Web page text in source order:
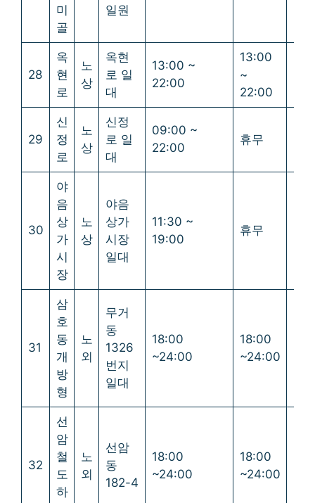
미
골
일원
28
옥
현
로
노
상
옥현
로 일
대
13:00 ~
22:00
13:00
~
22:00
29
신
정
로
노
상
신정
로 일
대
09:00 ~
22:00
휴무
30
야
음
상
가
시
장
노
상
야음
상가
시장
일대
11:30 ~
19:00
휴무
31
삼
호
동
개
방
형
노
외
무거
동
1326
번지
일대
18:00
~24:00
18:00
~24:00
32
선
암
철
도
하
노
외
선암
동
182-4
18:00
~24:00
18:00
~24:00